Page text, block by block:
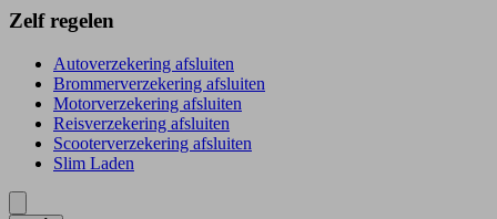
Zelf regelen
Autoverzekering afsluiten
Brommerverzekering afsluiten
Motorverzekering afsluiten
Reisverzekering afsluiten
Scooterverzekering afsluiten
Slim Laden